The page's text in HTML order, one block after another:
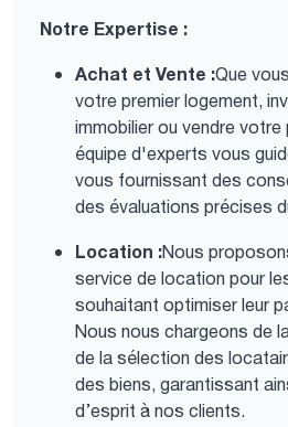
Notre Expertise :
Achat et Vente :Que
votre premier logement,
immobilier ou vendre
équipe d'experts vous
vous fournissant des
des évaluations précises
Location :Nous
service de location pour
souhaitant optimiser leur
Nous nous chargeons de
de la sélection des
des biens, garantissant
d’esprit à nos clients.